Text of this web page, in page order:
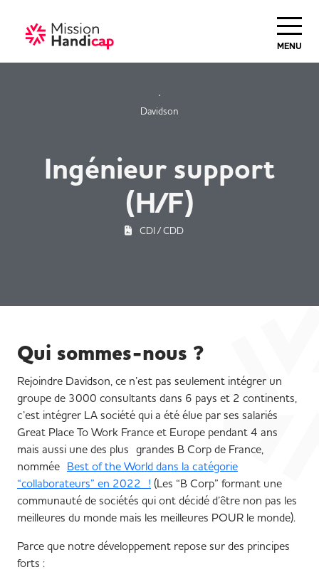
MENU
Davidson
Ingénieur support
(H/F)
CDI / CDD
Qui sommes-nous ?
Rejoindre Davidson, ce n’est pas seulement intégrer un
groupe de 3000 consultants dans 6 pays et 2 continents,
c’est intégrer LA société qui a été élue par ses salariés
Great Place To Work France et Europe pendant 4 ans
mais aussi une des plus grandes B Corp de France,
nommée Best of the World dans la catégorie
“collaborateurs” en 2022 ! (Les “B Corp” formant une
communauté de sociétés qui ont décidé d’être non pas les
meilleures du monde mais les meilleures POUR le monde).
Parce que notre développement repose sur des principes
forts :